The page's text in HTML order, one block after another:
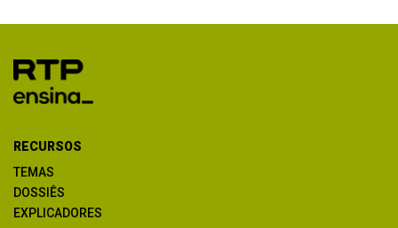
RECURSOS
TEMAS
DOSSIÊS
EXPLICADORES